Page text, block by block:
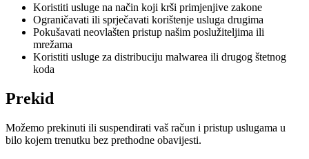
Koristiti usluge na način koji krši primjenjive zakone
Ograničavati ili sprječavati korištenje usluga drugima
Pokušavati neovlašten pristup našim poslužiteljima ili
mrežama
Koristiti usluge za distribuciju malwarea ili drugog štetnog
koda
Prekid
Možemo prekinuti ili suspendirati vaš račun i pristup uslugama u
bilo kojem trenutku bez prethodne obavijesti.